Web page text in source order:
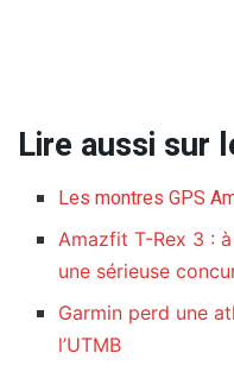
Lire aussi sur
Les montres GPS
Amazfit T-Rex 3 :
une sérieuse
Garmin perd une
l’UTMB